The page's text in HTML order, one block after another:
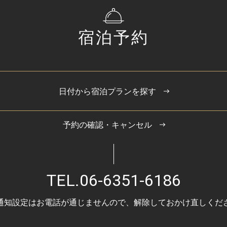
宿泊予約
日付から宿泊プランを探す
予約の確認・キャンセル
TEL.06-6351-6186
設定はお電話が通じませんので、 解除しておかけ直しくだ